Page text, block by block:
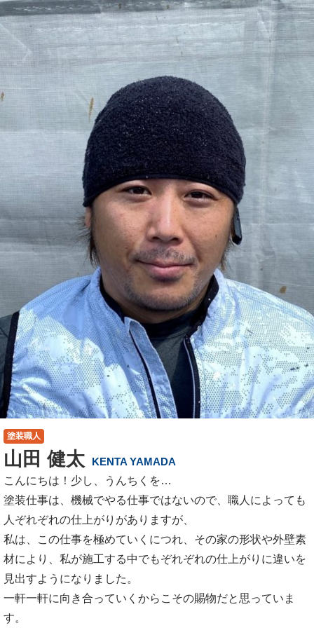
塗装職人
山田 健太
KENTA YAMADA
こんにちは！少し、うんちくを…
塗装仕事は、機械でやる仕事ではないので、職人によっても
人ぞれぞれの仕上がりがありますが、
私は、この仕事を極めていくにつれ、その家の形状や外壁素
材により、私が施工する中でもぞれぞれの仕上がりに違いを
見出すようになりました。
一軒一軒に向き合っていくからこその賜物だと思っていま
す。